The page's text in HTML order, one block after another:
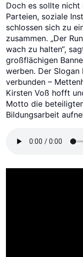
Doch es sollte nicht
Parteien, soziale
schlossen sich zu
zusammen. „Der
wach zu halten“,
großflächigen
werben. Der Slogan
verbunden –
Kirsten Voß hofft
Motto die
Bildungsarbeit